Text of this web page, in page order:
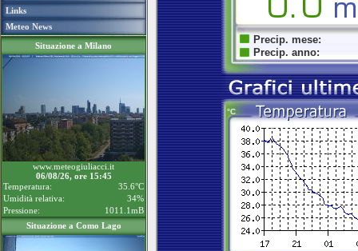
Links
Meteo News
Situazione a Milano
www.meteogiuliacci.it
06/08/26, ore 15:45
Temperatura:
35.6°C
Umidità relativa:
34%
Pressione:
1011.1mB
Situazione a Como Lago